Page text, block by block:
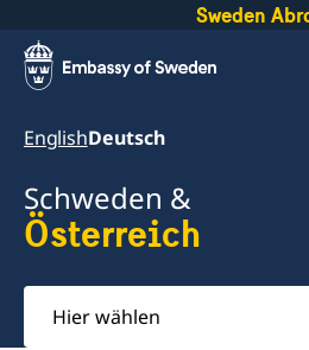
Sweden
EnglishDeutsch
Schweden &
Österreich
Hier
wählen